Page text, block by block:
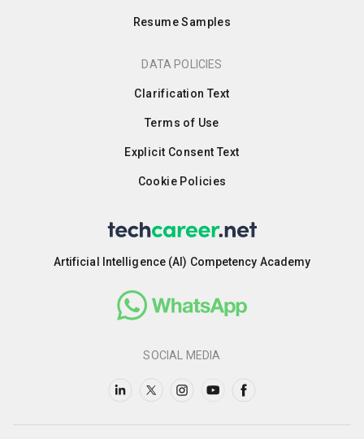
Resume Samples
DATA POLICIES
Clarification Text
Terms of Use
Explicit Consent Text
Cookie Policies
Artificial Intelligence (AI) Competency Academy
SOCIAL MEDIA